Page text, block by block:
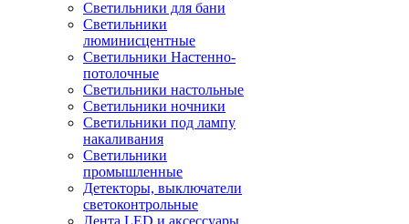
Светильники для бани
Светильники
люминисцентные
Светильники Настенно-
потолочные
Светильники настольные
Светильники ночники
Светильники под лампу
накаливания
Светильники
промышленные
Детекторы, выключатели
светоконтрольные